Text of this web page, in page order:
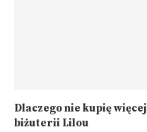
Dlaczego nie kupię więcej
biżuterii Lilou